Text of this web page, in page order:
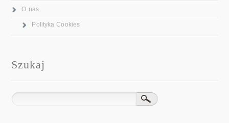
O nas
Polityka Cookies
Szukaj